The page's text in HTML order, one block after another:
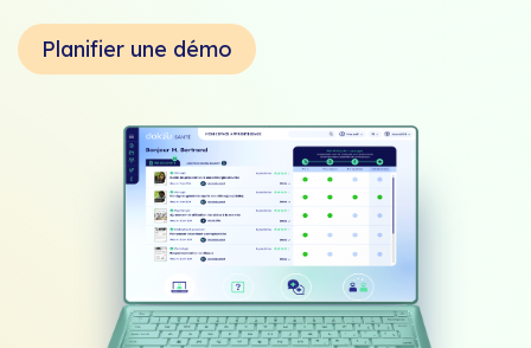
Planifier une démo